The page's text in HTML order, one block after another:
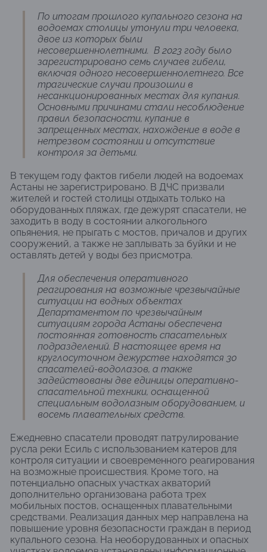
По итогам прошлого купального сезона на
водоемах столицы утонули три человека,
двое из которых были
несовершеннолетними. В 2023 году было
зарегистрировано семь случаев гибели,
включая одного несовершеннолетнего. Все
трагические случаи произошли в
несанкционированных местах для купания.
Основными причинами стали несоблюдение
правил безопасности, купание в
запрещенных местах, нахождение в воде в
нетрезвом состоянии и отсутствие
контроля за детьми.
В текущем году фактов гибели людей на водоемах
Астаны не зарегистрировано. В ДЧС призвали
жителей и гостей столицы отдыхать только на
оборудованных пляжах, где дежурят спасатели, не
заходить в воду в состоянии алкогольного
опьянения, не прыгать с мостов, причалов и других
сооружений, а также не заплывать за буйки и не
оставлять детей у воды без присмотра.
Для обеспечения оперативного
реагирования на возможные чрезвычайные
ситуации на водных объектах
Департаментом по чрезвычайным
ситуациям города Астаны обеспечена
постоянная готовность спасательных
подразделений. В настоящее время на
круглосуточном дежурстве находятся 30
спасателей-водолазов, а также
задействованы две единицы оперативно-
спасательной техники, оснащенной
специальным водолазным оборудованием, и
восемь плавательных средств.
Ежедневно спасатели проводят патрулирование
русла реки Есиль с использованием катеров для
контроля ситуации и своевременного реагирования
на возможные происшествия. Кроме того, на
потенциально опасных участках акваторий
дополнительно организована работа трех
мобильных постов, оснащенных плавательными
средствами. Реализация данных мер направлена на
повышение уровня безопасности граждан в период
купального сезона. На необорудованных и опасных